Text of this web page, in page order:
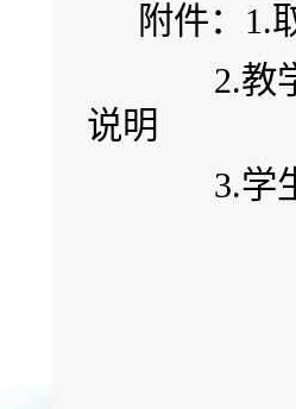
附件： 1.
2.教
说明
3.学